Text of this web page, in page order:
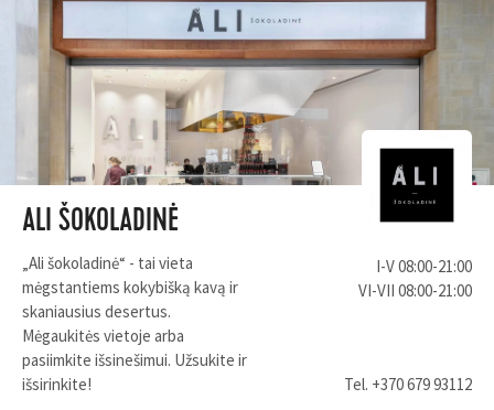
ALI ŠOKOLADINĖ
„Ali šokoladinė“ - tai vieta
mėgstantiems kokybišką kavą ir
skaniausius desertus.
Mėgaukitės vietoje arba
pasiimkite išsinešimui. Užsukite ir
išsirinkite!
I-V 08:00-21:00
VI-VII 08:00-21:00
Tel. +370 679 93112